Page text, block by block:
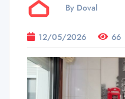
By Doval
12/05/2026 66